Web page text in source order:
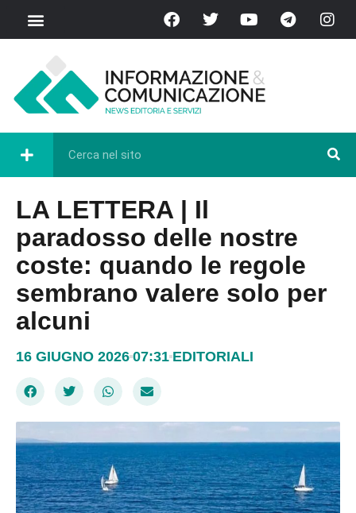
LA LETTERA | Il
paradosso delle nostre
coste: quando le regole
sembrano valere solo per
alcuni
16 GIUGNO 2026 07:31 EDITORIALI